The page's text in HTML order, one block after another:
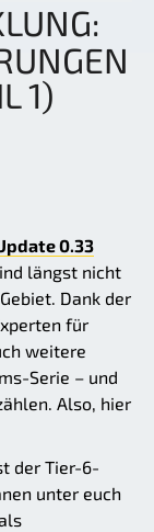
1)
0.33
längst nicht
Dank der
für
weitere
Serie – und
Also, hier
der Tier-6-
unter euch